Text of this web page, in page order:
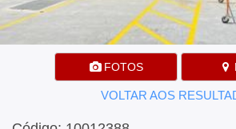
FOTOS
VOLTAR AOS